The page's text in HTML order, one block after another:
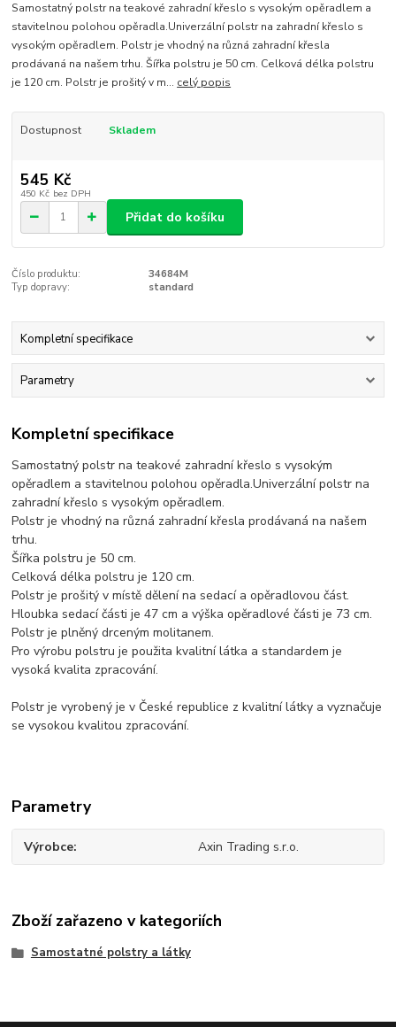
Samostatný polstr na teakové zahradní křeslo s vysokým opěradlem a
stavitelnou polohou opěradla.Univerzální polstr na zahradní křeslo s
vysokým opěradlem. Polstr je vhodný na různá zahradní křesla
prodávaná na našem trhu. Šířka polstru je 50 cm. Celková délka polstru
je 120 cm. Polstr je prošitý v m... celý popis
Dostupnost Skladem
545 Kč
450 Kč bez DPH
Přidat do košíku
Číslo produktu:
34684M
Typ dopravy:
standard
Kompletní specifikace
Parametry
Kompletní specifikace
Samostatný polstr na teakové zahradní křeslo s vysokým
opěradlem a stavitelnou polohou opěradla.Univerzální polstr na
zahradní křeslo s vysokým opěradlem.
Polstr je vhodný na různá zahradní křesla prodávaná na našem
trhu.
Šířka polstru je 50 cm.
Celková délka polstru je 120 cm.
Polstr je prošitý v místě dělení na sedací a opěradlovou část.
Hloubka sedací části je 47 cm a výška opěradlové části je 73 cm.
Polstr je plněný drceným molitanem.
Pro výrobu polstru je použita kvalitní látka a standardem je
vysoká kvalita zpracování.
Polstr je vyrobený je v České republice z kvalitní látky a vyznačuje
se vysokou kvalitou zpracování.
Parametry
Výrobce Axin Trading s.r.o.
Zboží zařazeno v kategoriích
Samostatné polstry a látky